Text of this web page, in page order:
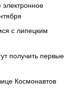
электронное
с липецким
получить первые
Космонавтов